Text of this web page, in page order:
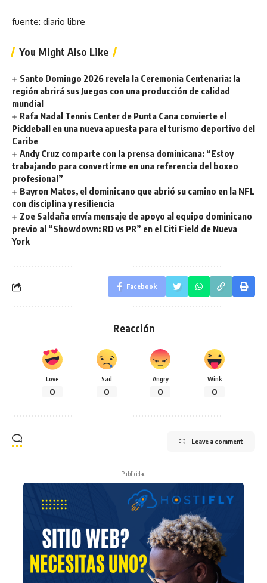
fuente: diario libre
You Might Also Like
Santo Domingo 2026 revela la Ceremonia Centenaria: la
región abrirá sus Juegos con una producción de calidad
mundial
Rafa Nadal Tennis Center de Punta Cana convierte el
Pickleball en una nueva apuesta para el turismo deportivo del
Caribe
Andy Cruz comparte con la prensa dominicana: “Estoy
trabajando para convertirme en una referencia del boxeo
profesional”
Bayron Matos, el dominicano que abrió su camino en la NFL
con disciplina y resiliencia
Zoe Saldaña envía mensaje de apoyo al equipo dominicano
previo al “Showdown: RD vs PR” en el Citi Field de Nueva
York
Facebook
Reacción
Love
0
Sad
0
Angry
0
Wink
0
Leave a comment
- Publicidad -